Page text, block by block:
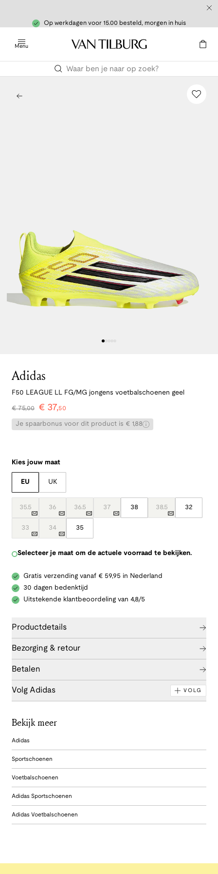
Op werkdagen voor 15.00 besteld, morgen in huis
Menu
Adidas
F50 LEAGUE LL FG/MG jongens voetbalschoenen geel
€75,00 € 37,50
Je spaarbonus voor dit product is € 1,88
Kies jouw maat
EU UK
35.5 36 36.5 37 38 38.5 32
33 34 35
Selecteer je maat om de actuele voorraad te bekijken.
Gratis verzending vanaf € 59,95 in Nederland
30 dagen bedenktijd
Uitstekende klantbeoordeling van 4,8/5
Productdetails
Bezorging & retour
Betalen
Volg Adidas VOLG
Bekijk meer
Adidas
Sportschoenen
Voetbalschoenen
Adidas Sportschoenen
Adidas Voetbalschoenen